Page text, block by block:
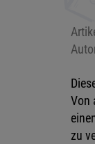
Von
zu